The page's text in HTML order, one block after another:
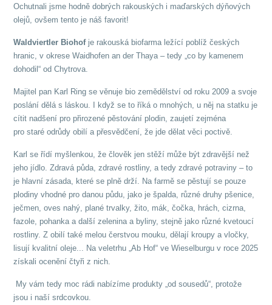
Ochutnali jsme hodně dobrých rakouských i maďarských dýňových
olejů, ovšem tento je náš favorit!
Waldviertler Biohofje rakouská biofarma ležící poblíž českých
hranic, v okrese Waidhofen an der Thaya – tedy „co by kamenem
dohodil“ od Chytrova.
Majitel pan Karl Ring se věnuje bio zemědělství od roku 2009 a svoje
poslání dělá s láskou. I když se to říká o mnohých, u něj na statku je
cítit nadšení pro přirozené pěstování plodin, zaujetí zejména
pro staré odrůdy obilí a přesvědčení, že jde dělat věci poctivě.
Karl se řídí myšlenkou, že člověk jen stěží může být zdravější než
jeho jídlo. Zdravá půda, zdravé rostliny, a tedy zdravé potraviny – to
je hlavní zásada, které se plně drží. Na farmě se pěstují se pouze
plodiny vhodné pro danou půdu, jako je špalda, různé druhy pšenice,
ječmen, oves nahý, plané trvalky, žito, mák, čočka, hrách, cizrna,
fazole, pohanka a další zelenina a byliny, stejně jako různé kvetoucí
rostliny. Z obilí také melou čerstvou mouku, dělají kroupy a vločky,
lisují kvalitní oleje... Na veletrhu „Ab Hof“ ve Wieselburgu v roce 2025
získali ocenění čtyři z nich.
My vám tedy moc rádi nabízíme produkty „od sousedů“, protože
jsou i naší srdcovkou.